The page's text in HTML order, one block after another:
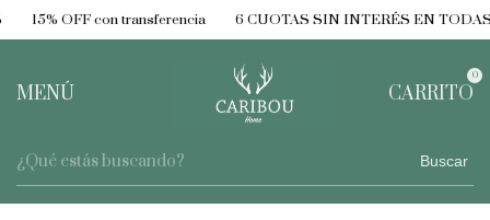
15% OFF con transferencia 6 CUOTAS SIN INTERÉS EN TODAS
MENÚ CARRITO
0
Buscar